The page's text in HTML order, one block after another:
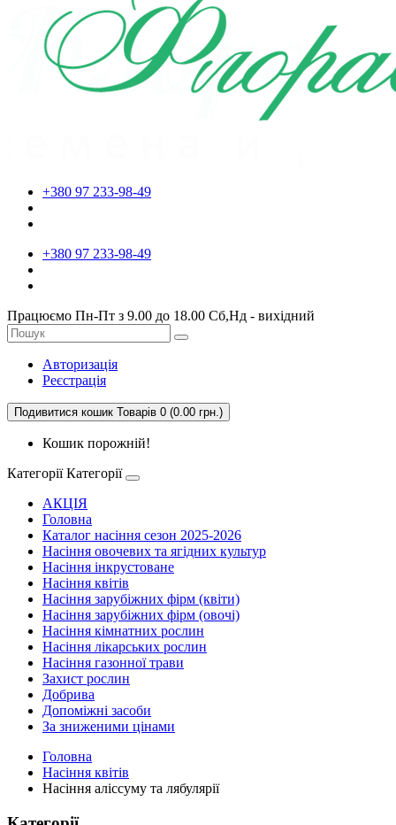
+380 97 233-98-49
+380 97 233-98-49
Працюємо Пн-Пт з 9.00 до 18.00 Сб,Нд - вихідний
Авторизація
Реєстрація
Подивитися кошик Товарів 0 (0.00 грн.)
Кошик порожній!
Категорії Категорії
АКЦІЯ
Головна
Каталог насіння сезон 2025-2026
Насіння овочевих та ягідних культур
Насіння інкрустоване
Насіння квітів
Насіння зарубіжних фірм (квіти)
Насіння зарубіжних фірм (овочі)
Насіння кімнатних рослин
Насіння лікарських рослин
Насіння газонної трави
Захист рослин
Добрива
Допоміжні засоби
За зниженими цінами
Головна
Насіння квітів
Насіння аліссуму та лябулярії